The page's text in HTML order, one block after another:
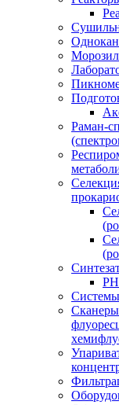
Раман-
Системы
Сканеры